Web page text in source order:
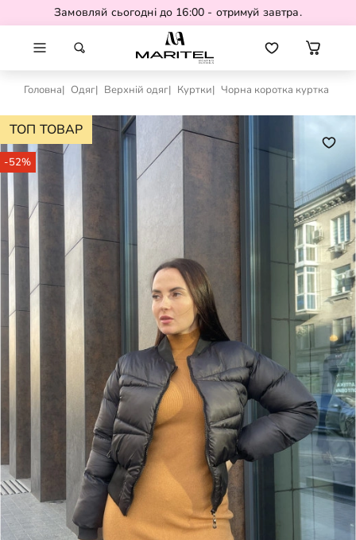
Замовляй сьогодні до 16:00 - отримуй завтра.
Головна Одяг Верхній одяг Куртки Чорна коротка куртка
ТОП ТОВАР
-52%